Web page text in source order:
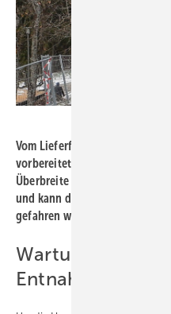
Vom Lieferfahrzeug wurde der
vorbereitete Baugrube
Überbreite noch Übergewicht
und kann daher ohne
gefahren werden.
Wartung von
Entnahmetechnik